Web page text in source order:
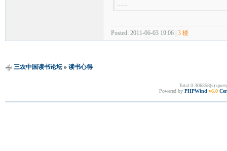
Posted: 2011-06-03 19:06 | 3 楼
三农中国读书论坛» 读书心得
Total 0.306358(s)
Powered by PHPWind v6.0